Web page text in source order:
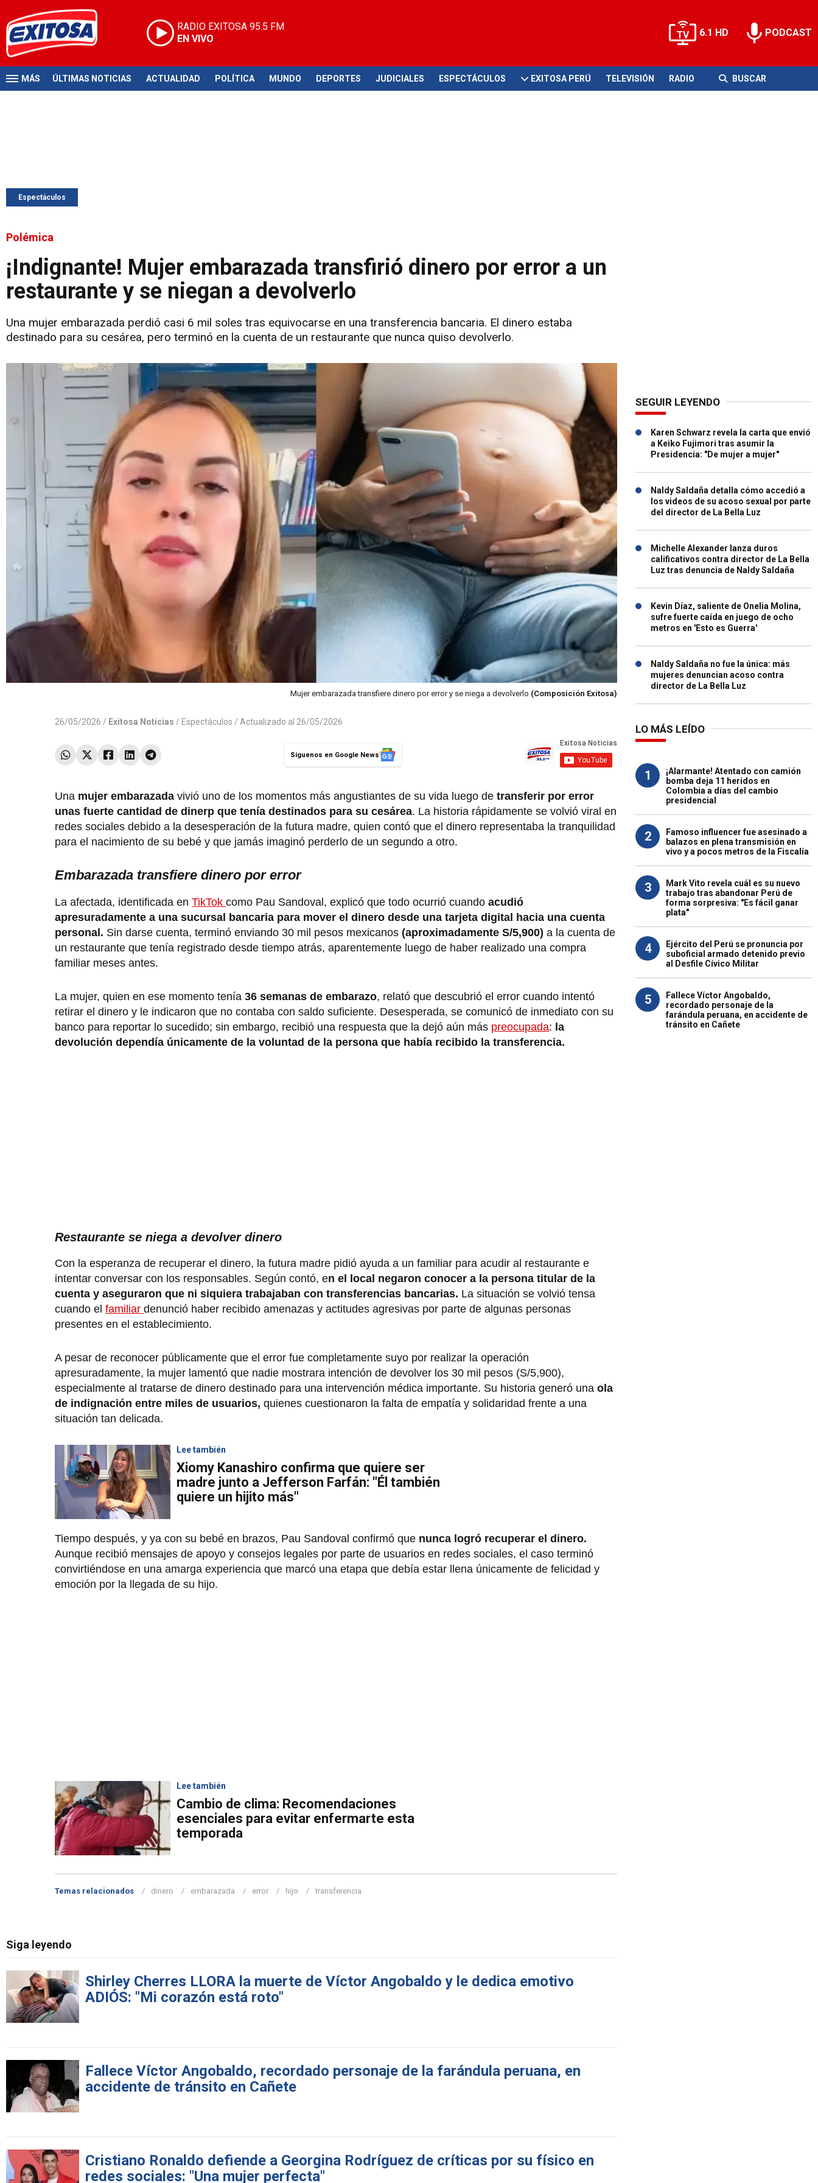
RADIO EXITOSA 95.5 FM
EN VIVO
6.1 HD PODCAST
MÁS ÚLTIMAS NOTICIAS ACTUALIDAD POLÍTICA MUNDO DEPORTES JUDICIALES ESPECTÁCULOS EXITOSA PERÚ TELEVISIÓN RADIO BUSCAR
Espectáculos
Polémica
¡Indignante! Mujer embarazada transfirió dinero por error a un
restaurante y se niegan a devolverlo
Una mujer embarazada perdió casi 6 mil soles tras equivocarse en una transferencia bancaria. El dinero estaba
destinado para su cesárea, pero terminó en la cuenta de un restaurante que nunca quiso devolverlo.
Mujer embarazada transfiere dinero por error y se niega a devolverlo (Composición Exitosa)
26/05/2026 / Exitosa Noticias / Espectáculos / Actualizado al 26/05/2026
Síguenos en Google News
Una mujer embarazada vivió uno de los momentos más angustiantes de su vida luego de transferir por error
unas fuerte cantidad de dinerp que tenía destinados para su cesárea. La historia rápidamente se volvió viral en
redes sociales debido a la desesperación de la futura madre, quien contó que el dinero representaba la tranquilidad
para el nacimiento de su bebé y que jamás imaginó perderlo de un segundo a otro.
Embarazada transfiere dinero por error
La afectada, identificada en TikTok como Pau Sandoval, explicó que todo ocurrió cuando acudió
apresuradamente a una sucursal bancaria para mover el dinero desde una tarjeta digital hacia una cuenta
personal. Sin darse cuenta, terminó enviando 30 mil pesos mexicanos (aproximadamente S/5,900) a la cuenta de
un restaurante que tenía registrado desde tiempo atrás, aparentemente luego de haber realizado una compra
familiar meses antes.
La mujer, quien en ese momento tenía 36 semanas de embarazo, relató que descubrió el error cuando intentó
retirar el dinero y le indicaron que no contaba con saldo suficiente. Desesperada, se comunicó de inmediato con su
banco para reportar lo sucedido; sin embargo, recibió una respuesta que la dejó aún más preocupada: la
devolución dependía únicamente de la voluntad de la persona que había recibido la transferencia.
Restaurante se niega a devolver dinero
Con la esperanza de recuperar el dinero, la futura madre pidió ayuda a un familiar para acudir al restaurante e
intentar conversar con los responsables. Según contó, en el local negaron conocer a la persona titular de la
cuenta y aseguraron que ni siquiera trabajaban con transferencias bancarias. La situación se volvió tensa
cuando el familiar denunció haber recibido amenazas y actitudes agresivas por parte de algunas personas
presentes en el establecimiento.
A pesar de reconocer públicamente que el error fue completamente suyo por realizar la operación
apresuradamente, la mujer lamentó que nadie mostrara intención de devolver los 30 mil pesos (S/5,900),
especialmente al tratarse de dinero destinado para una intervención médica importante. Su historia generó una ola
de indignación entre miles de usuarios, quienes cuestionaron la falta de empatía y solidaridad frente a una
situación tan delicada.
Lee también
Xiomy Kanashiro confirma que quiere ser
madre junto a Jefferson Farfán: "Él también
quiere un hijito más"
Tiempo después, y ya con su bebé en brazos, Pau Sandoval confirmó que nunca logró recuperar el dinero.
Aunque recibió mensajes de apoyo y consejos legales por parte de usuarios en redes sociales, el caso terminó
convirtiéndose en una amarga experiencia que marcó una etapa que debía estar llena únicamente de felicidad y
emoción por la llegada de su hijo.
Lee también
Cambio de clima: Recomendaciones
esenciales para evitar enfermarte esta
temporada
Temas relacionados dinero embarazada error hijo transferencia
Siga leyendo
Shirley Cherres LLORA la muerte de Víctor Angobaldo y le dedica emotivo
ADIÓS: "Mi corazón está roto"
Fallece Víctor Angobaldo, recordado personaje de la farándula peruana, en
accidente de tránsito en Cañete
Cristiano Ronaldo defiende a Georgina Rodríguez de críticas por su físico en
redes sociales: "Una mujer perfecta"
SEGUIR LEYENDO
Karen Schwarz revela la carta que envió
a Keiko Fujimori tras asumir la
Presidencia: "De mujer a mujer"
Naldy Saldaña detalla cómo accedió a
los videos de su acoso sexual por parte
del director de La Bella Luz
Michelle Alexander lanza duros
calificativos contra director de La Bella
Luz tras denuncia de Naldy Saldaña
Kevin Díaz, saliente de Onelia Molina,
sufre fuerte caída en juego de ocho
metros en 'Esto es Guerra'
Naldy Saldaña no fue la única: más
mujeres denuncian acoso contra
director de La Bella Luz
LO MÁS LEÍDO
1
¡Alarmante! Atentado con camión
bomba deja 11 heridos en
Colombia a días del cambio
presidencial
2
Famoso influencer fue asesinado a
balazos en plena transmisión en
vivo y a pocos metros de la Fiscalía
3
Mark Vito revela cuál es su nuevo
trabajo tras abandonar Perú de
forma sorpresiva: "Es fácil ganar
plata"
4
Ejército del Perú se pronuncia por
suboficial armado detenido previo
al Desfile Cívico Militar
5
Fallece Víctor Angobaldo,
recordado personaje de la
farándula peruana, en accidente de
tránsito en Cañete